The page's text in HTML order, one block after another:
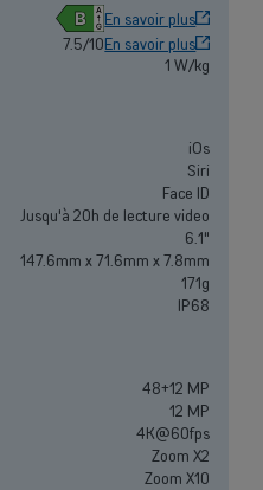
et PMEs
centrale téléphonique et bien
grandes entreprises ? Laissez-
commerciaux lors d'un rendez-
B
En savoir plus
7.5/10En savoir plus
1 W/kg
iOs
Siri
Face ID
Jusqu'à 20h de lecture video
6.1"
147.6mm x 71.6mm x 7.8mm
171g
IP68
48+12 MP
12 MP
4K@60fps
Zoom X2
Zoom X10